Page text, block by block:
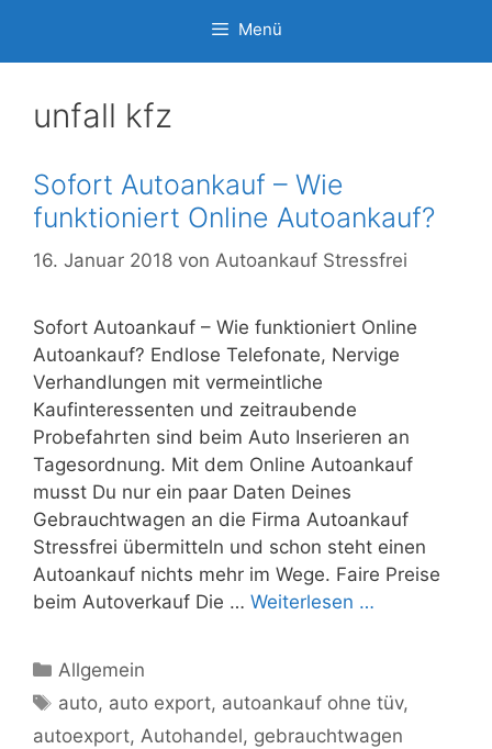
Menü
unfall kfz
Sofort Autoankauf – Wie
funktioniert Online Autoankauf?
16. Januar 2018 von Autoankauf Stressfrei
Sofort Autoankauf – Wie funktioniert Online
Autoankauf? Endlose Telefonate, Nervige
Verhandlungen mit vermeintliche
Kaufinteressenten und zeitraubende
Probefahrten sind beim Auto Inserieren an
Tagesordnung. Mit dem Online Autoankauf
musst Du nur ein paar Daten Deines
Gebrauchtwagen an die Firma Autoankauf
Stressfrei übermitteln und schon steht einen
Autoankauf nichts mehr im Wege. Faire Preise
beim Autoverkauf Die … Weiterlesen …
Kategorien
Allgemein
Schlagwörter
auto, auto export, autoankauf ohne tüv,
autoexport, Autohandel, gebrauchtwagen